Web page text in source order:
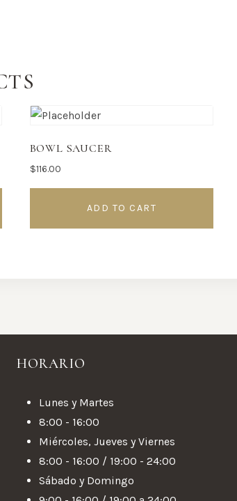
BOWL SAUCER
$116.00
ADD TO CART
HORARIO
Lunes y Martes
8:00 - 16:00
Miércoles, Jueves y Viernes
8:00 - 16:00 / 19:00 - 24:00
Sábado y Domingo